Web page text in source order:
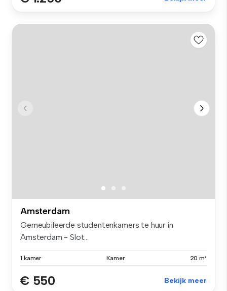
Amsterdam
Gemeubileerde studentenkamers te huur in
Amsterdam - Slot...
1 kamer Kamer 20 m²
€ 550 Bekijk meer